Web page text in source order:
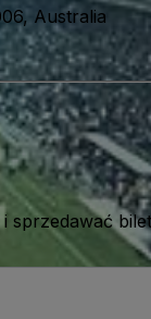
Australia
sprzedawać